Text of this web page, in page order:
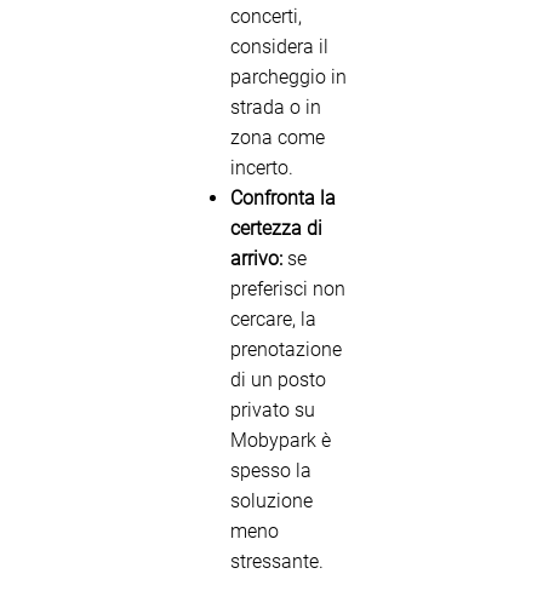
concerti,
considera il
parcheggio in
strada o in
zona come
incerto.
Confronta la
certezza di
arrivo: se
preferisci non
cercare, la
prenotazione
di un posto
privato su
Mobypark è
spesso la
soluzione
meno
stressante.